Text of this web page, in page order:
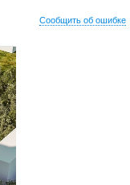
Сообщить об ошибке